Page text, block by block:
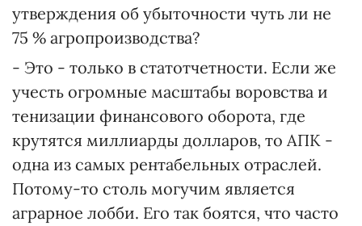
утверждения об убыточности чуть ли не
75 % агропроизводства?
- Это - только в статотчетности. Если же
учесть огромные масштабы воровства и
тенизации финансового оборота, где
крутятся миллиарды долларов, то АПК -
одна из самых рентабельных отраслей.
Потому-то столь могучим является
аграрное лобби. Его так боятся, что часто